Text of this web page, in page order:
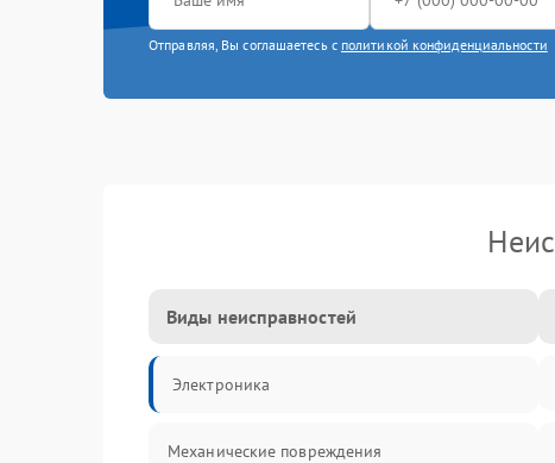
Отправляя, Вы соглашаетесь с политикой конфиденциальности
Виды неисправностей
Электроника
Механические повреждения